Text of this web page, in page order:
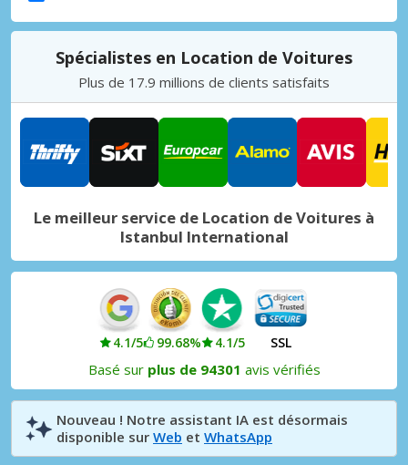
Spécialistes en Location de Voitures
Plus de 17.9 millions de clients satisfaits
Le meilleur service de Location de Voitures à
Istanbul International
4.1/5 99.68% 4.1/5 SSL
Basé sur plus de 94301 avis vérifiés
Nouveau ! Notre assistant IA est désormais
disponible sur Web et WhatsApp